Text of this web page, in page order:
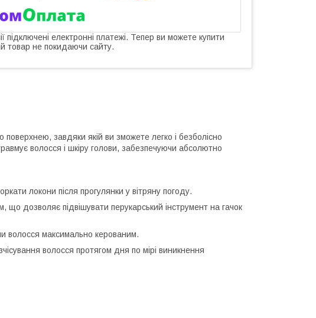
підключені електронні платежі. Тепер ви можете купити
товар не покидаючи сайту.
завдяки якій ви зможете легко і безболісно
волосся і шкіру голови, забезпечуючи абсолютно
локони після прогулянки у вітряну погоду.
дозволяє підвішувати перукарський інструмент на гачок
волосся максимально керованим.
волосся протягом дня по мірі виникнення